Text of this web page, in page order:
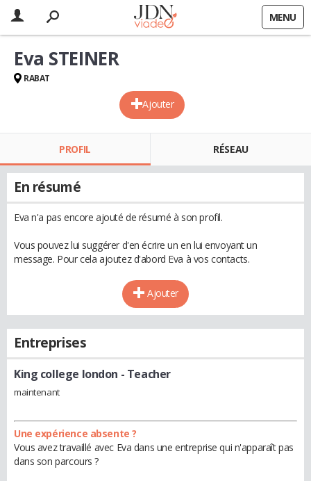
MENU
Ajouter
Eva STEINER
RABAT
PROFIL RÉSEAU
En résumé
Eva n'a pas encore ajouté de résumé à son profil.
Vous pouvez lui suggérer d'en écrire un en lui envoyant un
message. Pour cela ajoutez d'abord Eva à vos contacts.
Ajouter
Entreprises
King college london - Teacher
maintenant
Une expérience absente ?
Vous avez travaillé avec Eva dans une entreprise qui n'apparaît pas
dans son parcours ?